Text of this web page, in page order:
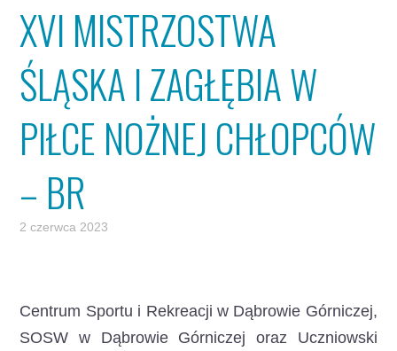
XVI MISTRZOSTWA
ŚLĄSKA I ZAGŁĘBIA W
PIŁCE NOŻNEJ CHŁOPCÓW
– BR
2 czerwca 2023
Centrum Sportu i Rekreacji w Dąbrowie Górniczej,
SOSW w Dąbrowie Górniczej oraz Uczniowski